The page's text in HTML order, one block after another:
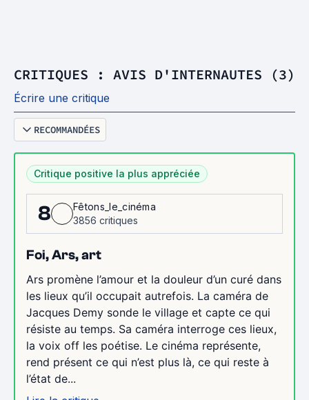
CRITIQUES : AVIS D'INTERNAUTES (3)
Écrire une critique
RECOMMANDÉES
Critique positive la plus appréciée
8
Fêtons_le_cinéma
3856 critiques
Foi, Ars, art
Ars promène l’amour et la douleur d’un curé dans
les lieux qu’il occupait autrefois. La caméra de
Jacques Demy sonde le village et capte ce qui
résiste au temps. Sa caméra interroge ces lieux,
la voix off les poétise. Le cinéma représente,
rend présent ce qui n’est plus là, ce qui reste à
l’état de...